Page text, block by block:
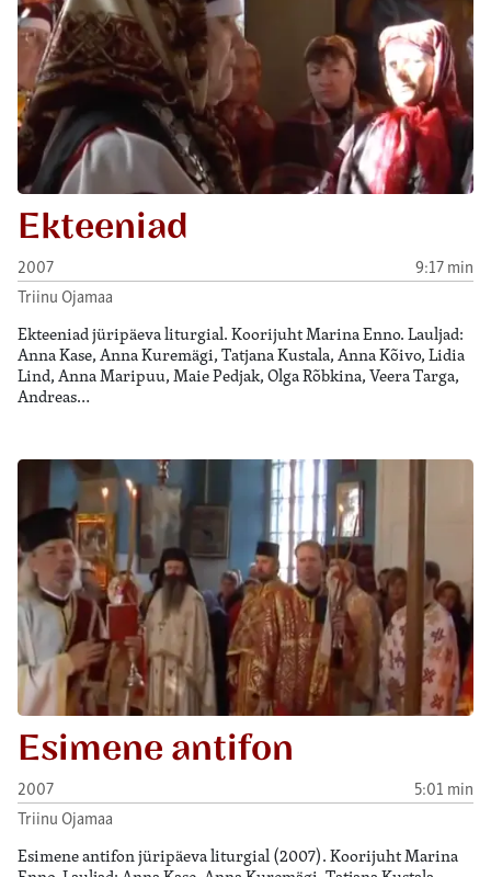
Ekteeniad
2007
9:17 min
Triinu Ojamaa
Ekteeniad jüripäeva liturgial. Koorijuht Marina Enno. Lauljad:
Anna Kase, Anna Kuremägi, Tatjana Kustala, Anna Kõivo, Lidia
Lind, Anna Maripuu, Maie Pedjak, Olga Rõbkina, Veera Targa,
Andreas…
Esimene antifon
2007
5:01 min
Triinu Ojamaa
Esimene antifon jüripäeva liturgial (2007). Koorijuht Marina